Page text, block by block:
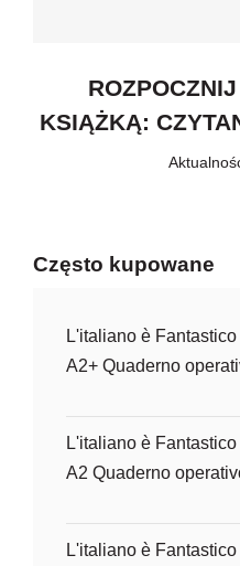
KSIĄŻKĄ:
Często kupowane
L'italiano è
A2+ Quaderno
L'italiano è
A2 Quaderno
L'italiano è